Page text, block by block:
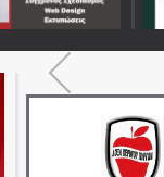
μέλλον της